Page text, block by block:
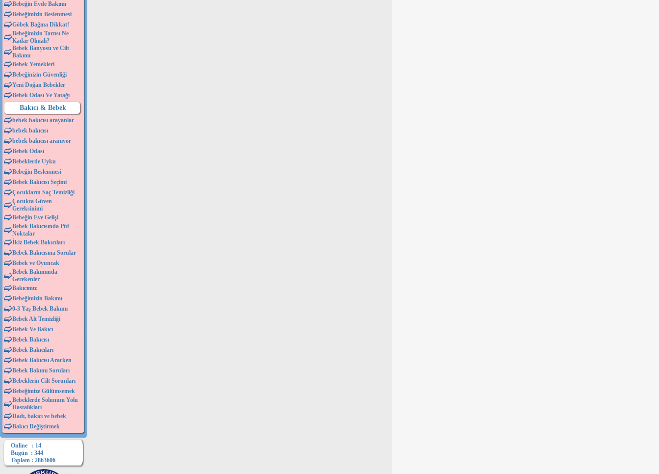
Bebeğin Evde Bakımı
Bebeğimizin Beslenmesi
Göbek Bağına Dikkat!
Bebeğimizin Tartısı Ne
Kadar Olmalı?
Bebek Banyosu ve Cilt
Bakımı
Bebek Yemekleri
Bebeğinizin Güvenliği
Yeni Doğan Bebekler
Bebek Odası Ve Yatağı
Bakıcı & Bebek
bebek bakıcısı arayanlar
bebek bakıcısı
bebek bakıcısı aranıyor
Bebek Odası
Bebeklerde Uyku
Bebeğin Beslenmesi
Bebek Bakıcısı Seçimi
Çocukların Saç Temizliği
Çocukta Güven
Gereksinimi
Bebeğin Eve Gelişi
Bebek Bakıcısında Püf
Noktalar
İkiz Bebek Bakıcıları
Bebek Bakıcısına Sorular
Bebek ve Oyuncak
Bebek Bakımında
Gerekenler
Bakıcımız
Bebeğimizin Bakımı
0-3 Yaş Bebek Bakımı
Bebek Alt Temizliği
Bebek Ve Bakıcı
Bebek Bakıcısı
Bebek Bakıcıları
Bebek Bakıcısı Ararken
Bebek Bakımı Soruları
Bebeklerin Cilt Sorunları
Bebeğimize Gülümsemek
Bebeklerde Solunum Yolu
Hastalıkları
Dadı, bakıcı ve bebek
Bakıcı Değiştirmek
Online : 14
Bugün : 344
Toplam : 2863606